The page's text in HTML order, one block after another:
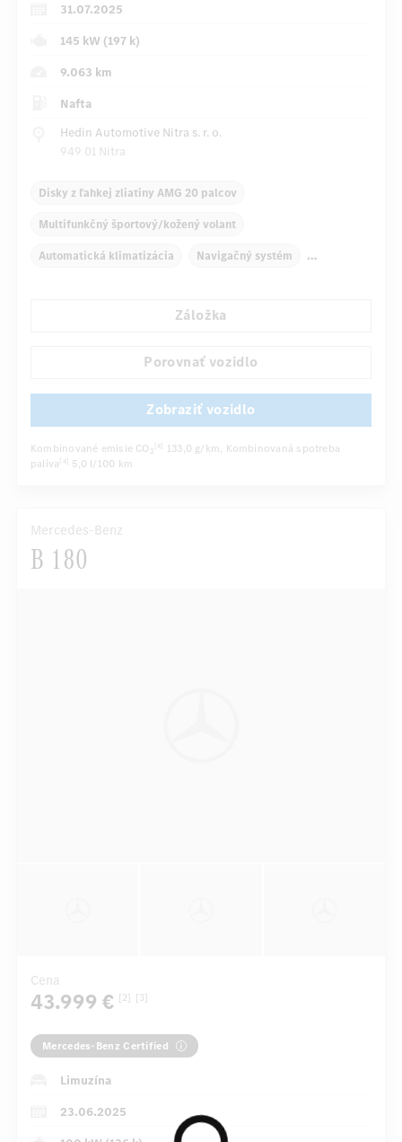
31.07.2025
145 kW (197 k)
9.063 km
Nafta
Hedin Automotive Nitra s. r. o.
949 01 Nitra
Disky z ľahkej zliatiny AMG 20 palcov
Multifunkčný športový/kožený volant
Automatická klimatizácia Navigačný systém
Automatické stmievanie vnútorného/vonkajšieho zrkadla
Záložka
Porovnať vozidlo
Zobraziť vozidlo
Kombinované emisie CO 2 [4] 133,0 g/km, Kombinovaná spotreba
paliva
[4] 5,0 l/100 km
Mercedes-Benz
B 180
Cena
43.999 € [2] [3]
Mercedes-Benz Certified
Limuzína
23.06.2025